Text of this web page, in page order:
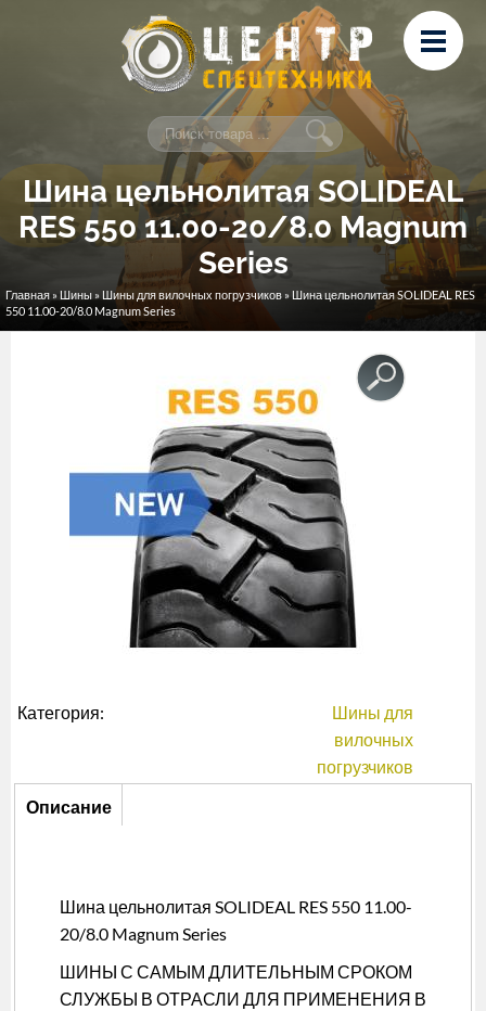
Перейти к основному содержанию
Лизинг
Сервис и ремонт
Контакты
Шина цельнолитая SOLIDEAL
RES 550 11.00-20/8.0 Magnum
Series
Вы здесь
Главная » Шины » Шины для вилочных погрузчиков » Шина цельнолитая SOLIDEAL RES
550 11.00-20/8.0 Magnum Series
Категория:
Шины для
вилочных
погрузчиков
Описание
Описание
Шина цельнолитая SOLIDEAL RES 550 11.00-
20/8.0 Magnum Series
ШИНЫ С САМЫМ ДЛИТЕЛЬНЫМ СРОКОМ
СЛУЖБЫ В ОТРАСЛИ ДЛЯ ПРИМЕНЕНИЯ В